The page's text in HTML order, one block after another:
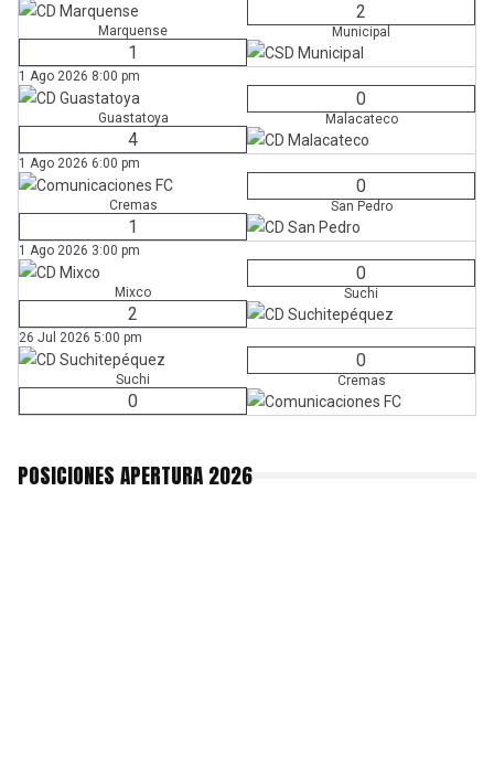
Marquense
1
2
Municipal
1 Ago 2026 8:00 pm
Guastatoya
4
0
Malacateco
1 Ago 2026 6:00 pm
Cremas
1
0
San Pedro
1 Ago 2026 3:00 pm
Mixco
2
0
Suchi
26 Jul 2026 5:00 pm
Suchi
0
0
Cremas
POSICIONES APERTURA 2026